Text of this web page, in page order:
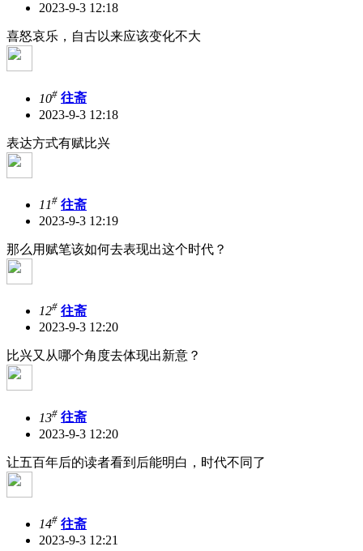
2023-9-3 12:18
喜怒哀乐，自古以来应该变化不大
10# 往斋
2023-9-3 12:18
表达方式有赋比兴
11# 往斋
2023-9-3 12:19
那么用赋笔该如何去表现出这个时代？
12# 往斋
2023-9-3 12:20
比兴又从哪个角度去体现出新意？
13# 往斋
2023-9-3 12:20
让五百年后的读者看到后能明白，时代不同了
14# 往斋
2023-9-3 12:21